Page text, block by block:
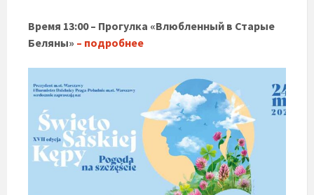
Время 13:00 – Прогулка «Влюбленный в Старые
Беляны» – подробнее